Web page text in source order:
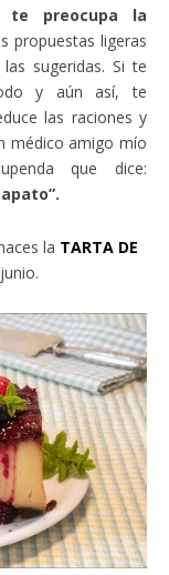
preocupa la
propuestas ligeras
sugeridas. Si te
y aún así, te
las raciones y
médico amigo mío
que dice:
la TARTA DE